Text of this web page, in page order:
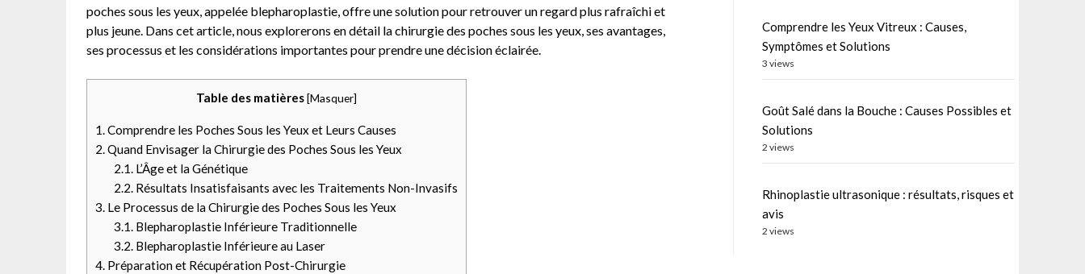
poches sous les yeux, appelée blepharoplastie, offre une solution pour retrouver un regard plus rafraîchi et
plus jeune. Dans cet article, nous explorerons en détail la chirurgie des poches sous les yeux, ses avantages,
ses processus et les considérations importantes pour prendre une décision éclairée.
Table des matières[Masquer]
1.Comprendre les Poches Sous les Yeux et Leurs Causes
2.Quand Envisager la Chirurgie des Poches Sous les Yeux
2.1.L’Âge et la Génétique
2.2.Résultats Insatisfaisants avec les Traitements Non-Invasifs
3. Le Processus de la Chirurgie des Poches Sous les Yeux
3.1.Blepharoplastie Inférieure Traditionnelle
3.2.Blepharoplastie Inférieure au Laser
4. Préparation et Récupération Post-Chirurgie
Comprendre les Yeux Vitreux : Causes,
Symptômes et Solutions
3 views
Goût Salé dans la Bouche : Causes Possibles et
Solutions
2 views
Rhinoplastie ultrasonique : résultats, risques et
avis
2 views